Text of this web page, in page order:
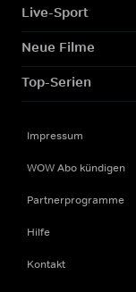
Live-Sport
Neue Filme
Top-Serien
Impressum
WOW Abo kündigen
Partnerprogramme
Hilfe
Kontakt